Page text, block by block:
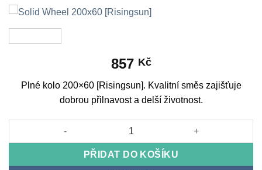
857 Kč
Plné kolo 200×60 [Risingsun]. Kvalitní směs zajišťuje
dobrou přilnavost a delší životnost.
Solid Wheel 200x60 [Risingsun] množství
PŘIDAT DO KOŠÍKU